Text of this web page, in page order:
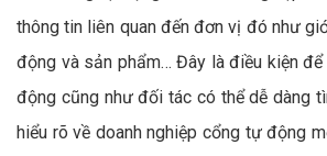
thông tin liên quan đến đơn vị đó như
động và sản phẩm… Đây là điều kiện để
động cũng như đối tác có thể dễ dàng
hiểu rõ về doanh nghiệp cổng tự động